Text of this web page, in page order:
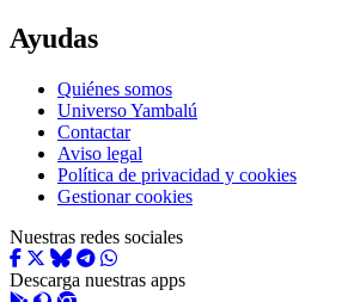
Ayudas
Quiénes somos
Universo Yambalú
Contactar
Aviso legal
Política de privacidad y cookies
Gestionar cookies
Nuestras redes sociales
Descarga nuestras apps